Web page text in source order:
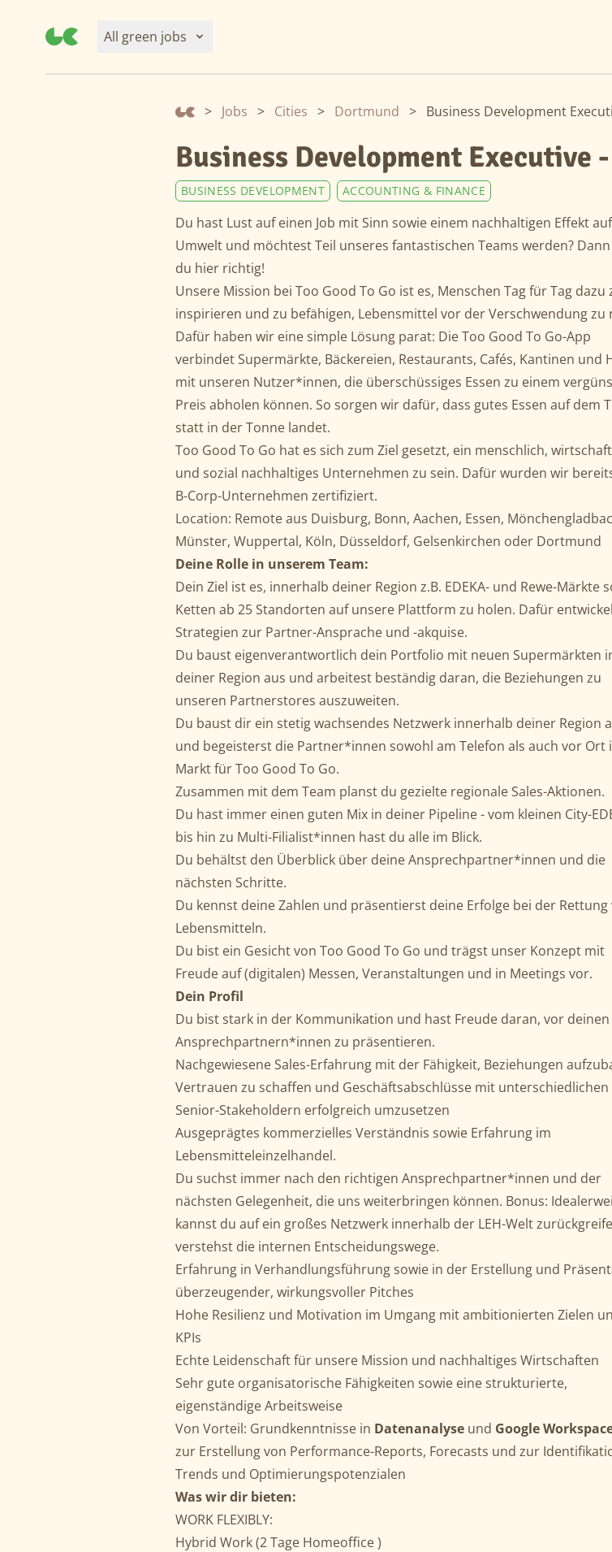
All green jobs
> Jobs > Cities > Dortmund > Business Development
Business Development
BUSINESS DEVELOPMENT ACCOUNTING & FINANCE
Du hast Lust auf einen Job mit Sinn sowie einem nachhaltigen Effekt
Umwelt und möchtest Teil unseres fantastischen Teams werden?
du hier richtig!
Unsere Mission bei Too Good To Go ist es, Menschen Tag für Tag dazu
inspirieren und zu befähigen, Lebensmittel vor der Verschwendung zu
Dafür haben wir eine simple Lösung parat: Die Too Good To Go-App
verbindet Supermärkte, Bäckereien, Restaurants, Cafés, Kantinen und
mit unseren Nutzer*innen, die überschüssiges Essen zu einem
Preis abholen können. So sorgen wir dafür, dass gutes Essen auf dem
statt in der Tonne landet.
Too Good To Go hat es sich zum Ziel gesetzt, ein menschlich,
und sozial nachhaltiges Unternehmen zu sein. Dafür wurden wir
B-Corp-Unternehmen zertifiziert.
Location: Remote aus Duisburg, Bonn, Aachen, Essen,
Münster, Wuppertal, Köln, Düsseldorf, Gelsenkirchen oder Dortmund
Deine Rolle in unserem Team:
Dein Ziel ist es, innerhalb deiner Region z.B. EDEKA- und Rewe-Märkte
Ketten ab 25 Standorten auf unsere Plattform zu holen. Dafür
Strategien zur Partner-Ansprache und -akquise.
Du baust eigenverantwortlich dein Portfolio mit neuen Supermärkten
deiner Region aus und arbeitest beständig daran, die Beziehungen zu
unseren Partnerstores auszuweiten.
Du baust dir ein stetig wachsendes Netzwerk innerhalb deiner Region
und begeisterst die Partner*innen sowohl am Telefon als auch vor Ort
Markt für Too Good To Go.
Zusammen mit dem Team planst du gezielte regionale Sales-Aktionen.
Du hast immer einen guten Mix in deiner Pipeline - vom kleinen City-
bis hin zu Multi-Filialist*innen hast du alle im Blick.
Du behältst den Überblick über deine Ansprechpartner*innen und die
nächsten Schritte.
Du kennst deine Zahlen und präsentierst deine Erfolge bei der Rettung
Lebensmitteln.
Du bist ein Gesicht von Too Good To Go und trägst unser Konzept mit
Freude auf (digitalen) Messen, Veranstaltungen und in Meetings vor.
Dein Profil
Du bist stark in der Kommunikation und hast Freude daran, vor deinen
Ansprechpartnern*innen zu präsentieren.
Nachgewiesene Sales-Erfahrung mit der Fähigkeit, Beziehungen
Vertrauen zu schaffen und Geschäftsabschlüsse mit unterschiedlichen
Senior-Stakeholdern erfolgreich umzusetzen
Ausgeprägtes kommerzielles Verständnis sowie Erfahrung im
Lebensmitteleinzelhandel.
Du suchst immer nach den richtigen Ansprechpartner*innen und der
nächsten Gelegenheit, die uns weiterbringen können. Bonus:
kannst du auf ein großes Netzwerk innerhalb der LEH-Welt
verstehst die internen Entscheidungswege.
Erfahrung in Verhandlungsführung sowie in der Erstellung und
überzeugender, wirkungsvoller Pitches
Hohe Resilienz und Motivation im Umgang mit ambitionierten Zielen
KPIs
Echte Leidenschaft für unsere Mission und nachhaltiges Wirtschaften
Sehr gute organisatorische Fähigkeiten sowie eine strukturierte,
eigenständige Arbeitsweise
Von Vorteil: Grundkenntnisse in Datenanalyse und Google
zur Erstellung von Performance-Reports, Forecasts und zur
Trends und Optimierungspotenzialen
Was wir dir bieten:
WORK FLEXIBLY:
Hybrid Work (2 Tage Homeoffice )